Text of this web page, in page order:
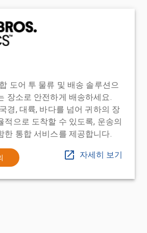
도어 투 물류 및 배송 솔루션으
장소로 안전하게 배송하세요.
경, 대륙, 바다를 넘어 귀하의 장
적으로 도착할 수 있도록, 운송의
한 통합 서비스를 제공합니다.
자세히 보기